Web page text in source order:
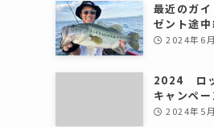
最近のガ
ゼント途中
2024年6
2024 ロ
キャンペー
2024年5